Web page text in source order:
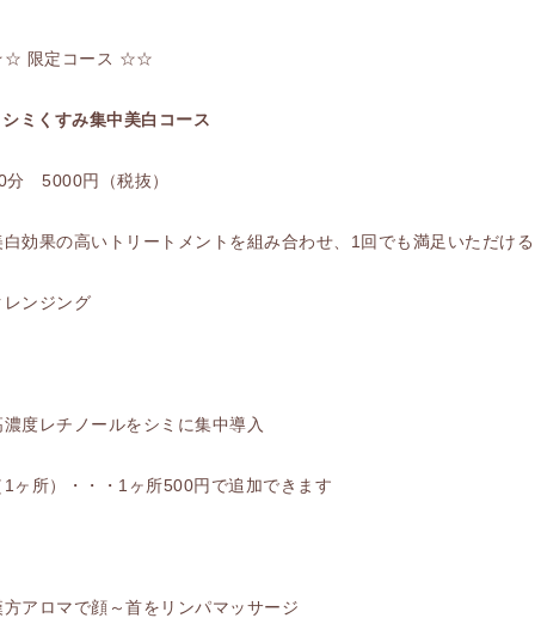
限定コース ☆☆
ミくすみ集中美白コース
分 5000円（税抜）
白効果の高いトリートメントを組み合わせ、1回でも満足いただけ
レンジング
濃度レチノールをシミに集中導入
1ヶ所）・・・1ヶ所500円で追加できます
方アロマで顔～首をリンパマッサージ